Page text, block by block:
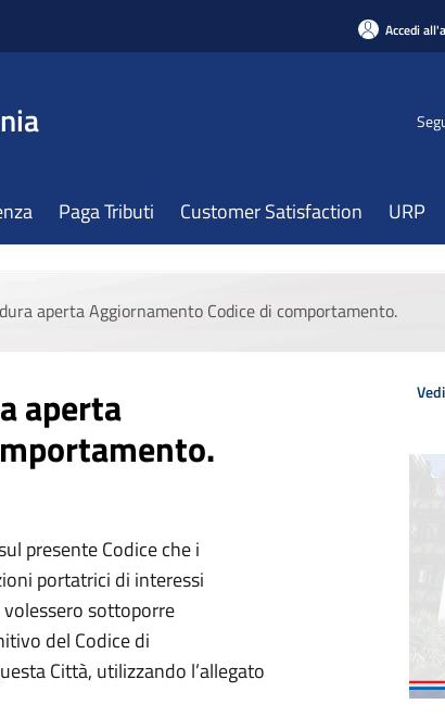
Accedi
Paga Tributi Customer Satisfaction URP
aperta Aggiornamento Codice di comportamento.
aperta
presente Codice che i
portatrici di interessi
volessero sottoporre
del Codice di
Città, utilizzando l’allegato